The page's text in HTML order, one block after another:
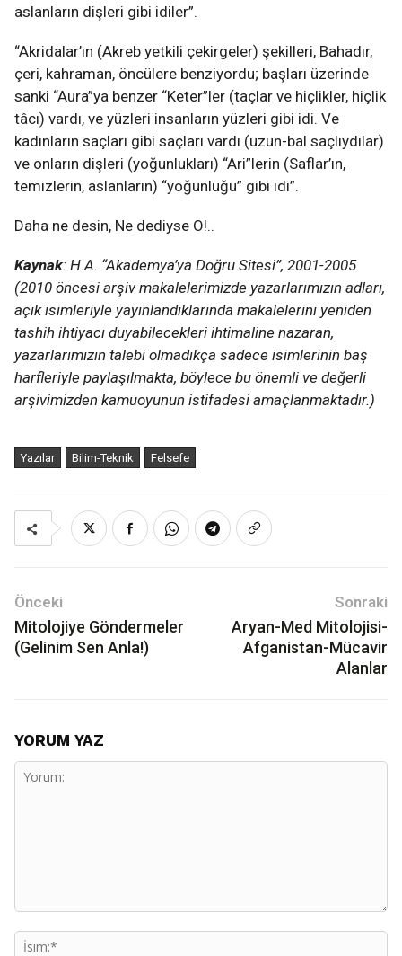
aslanların dişleri gibi idiler”.
“Akridalar’ın (Akreb yetkili çekirgeler) şekilleri, Bahadır,
çeri, kahraman, öncülere benziyordu; başları üzerinde
sanki “Aura”ya benzer “Keter”ler (taçlar ve hiçlikler, hiçlik
tâcı) vardı, ve yüzleri insanların yüzleri gibi idi. Ve
kadınların saçları gibi saçları vardı (uzun-bal saçlıydılar)
ve onların dişleri (yoğunlukları) “Ari”lerin (Saflar’ın,
temizlerin, aslanların) “yoğunluğu” gibi idi”.
Daha ne desin, Ne dediyse O!..
Kaynak: H.A. “Akademya’ya Doğru Sitesi”, 2001-2005
(2010 öncesi arşiv makalelerimizde yazarlarımızın adları,
açık isimleriyle yayınlandıklarında makalelerini yeniden
tashih ihtiyacı duyabilecekleri ihtimaline nazaran,
yazarlarımızın talebi olmadıkça sadece isimlerinin baş
harfleriyle paylaşılmakta, böylece bu önemli ve değerli
arşivimizden kamuoyunun istifadesi amaçlanmaktadır.)
Yazılar Bilim-Teknik Felsefe
Önceki
Mitolojiye Göndermeler
(Gelinim Sen Anla!)
Sonraki
Aryan-Med Mitolojisi-
Afganistan-Mücavir
Alanlar
YORUM YAZ